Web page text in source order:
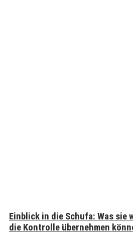
Einblick in die Schufa: Was sie
die Kontrolle übernehmen